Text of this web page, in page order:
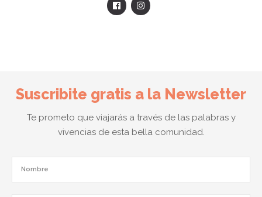
Suscribite gratis a la Newsletter
Te prometo que viajarás a través de las palabras y
vivencias de esta bella comunidad.